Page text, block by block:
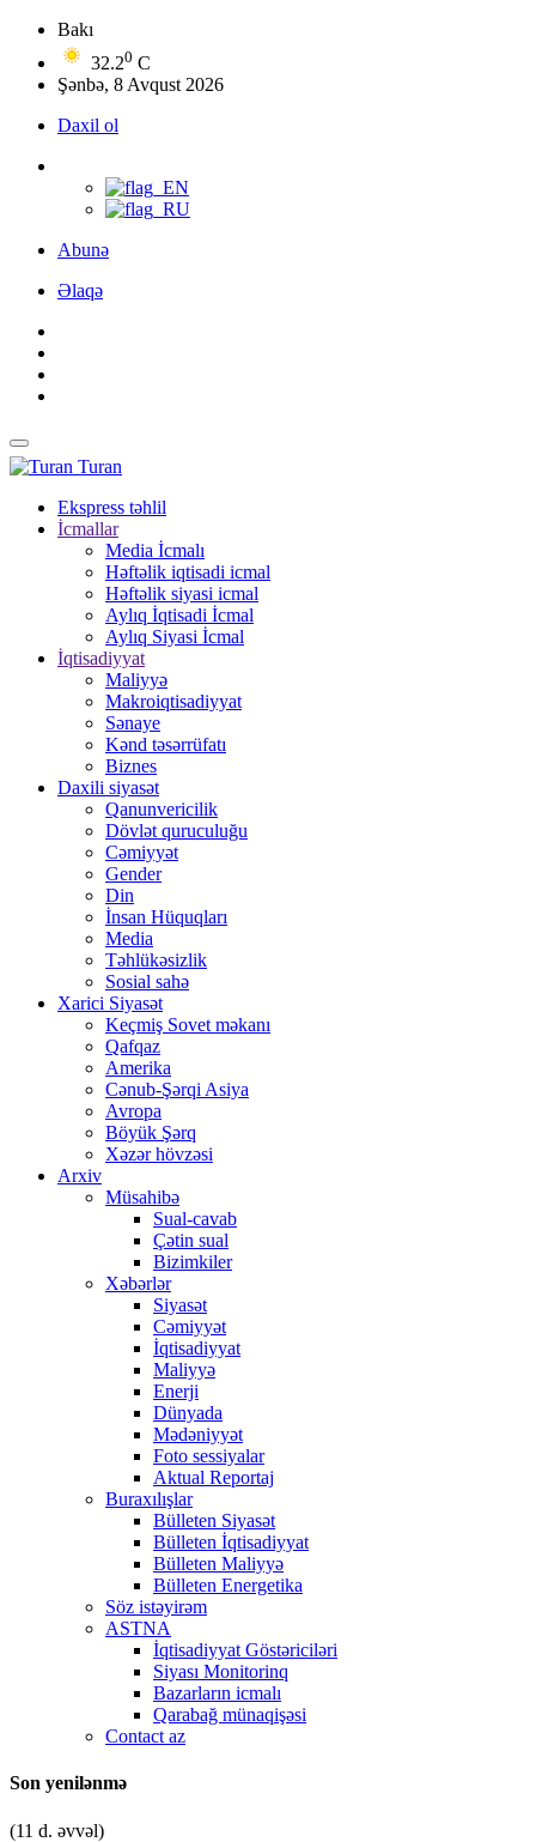
Bakı
32.20 C
Şənbə, 8 Avqust 2026
Daxil ol
Abunə
Əlaqə
Turan
Ekspress təhlil
İcmallar
Media İcmalı
Həftəlik iqtisadi icmal
Həftəlik siyasi icmal
Aylıq İqtisadi İcmal
Aylıq Siyasi İcmal
İqtisadiyyat
Maliyyə
Makroiqtisadiyyat
Sənaye
Kənd təsərrüfatı
Biznes
Daxili siyasət
Qanunvericilik
Dövlət quruculuğu
Cəmiyyət
Gender
Din
İnsan Hüquqları
Media
Təhlükəsizlik
Sosial sahə
Xarici Siyasət
Keçmiş Sovet məkanı
Qafqaz
Amerika
Cənub-Şərqi Asiya
Avropa
Böyük Şərq
Xəzər hövzəsi
Arxiv
Müsahibə
Sual-cavab
Çətin sual
Bizimkiler
Xəbərlər
Siyasət
Cəmiyyət
İqtisadiyyat
Maliyyə
Enerji
Dünyada
Mədəniyyət
Foto sessiyalar
Aktual Reportaj
Buraxılışlar
Bülleten Siyasət
Bülleten İqtisadiyyat
Bülleten Maliyyə
Bülleten Energetika
Söz istəyirəm
ASTNA
İqtisadiyyat Göstəriciləri
Siyası Monitorinq
Bazarların icmalı
Qarabağ münaqişəsi
Contact az
Son yenilənmə
(11 d. əvvəl)